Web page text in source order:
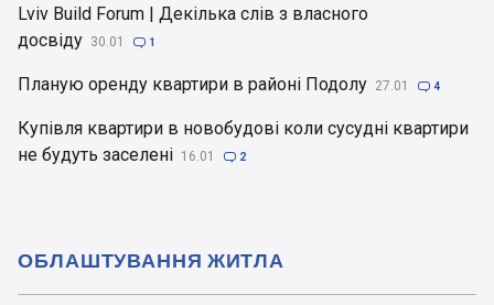
Lviv Build Forum | Декілька слів з власного
досвіду 30.01  1
Планую оренду квартири в районі Подолу 27.01  4
Купівля квартири в новобудові коли сусудні квартири
не будуть заселені 16.01  2
ОБЛАШТУВАННЯ ЖИТЛА